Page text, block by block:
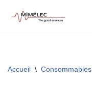
Accueil \ Consommables